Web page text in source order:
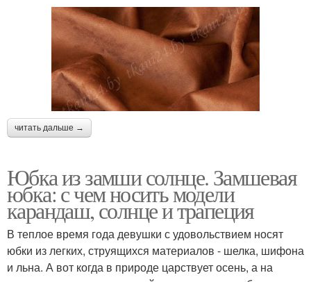
читать дальше →
Юбка из замши солнце. Замшевая
юбка: с чем носить модели
карандаш, солнце и трапеция
В теплое время года девушки с удовольствием носят
юбки из легких, струящихся материалов - шелка, шифона
и льна. А вот когда в природе царствует осень, а на